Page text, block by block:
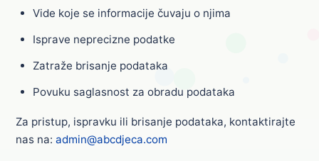
Vide koje se informacije čuvaju o njima
Isprave neprecizne podatke
Zatraže brisanje podataka
Povuku saglasnost za obradu podataka
Za pristup, ispravku ili brisanje podataka, kontaktirajte
nas na:admin@abcdjeca.com